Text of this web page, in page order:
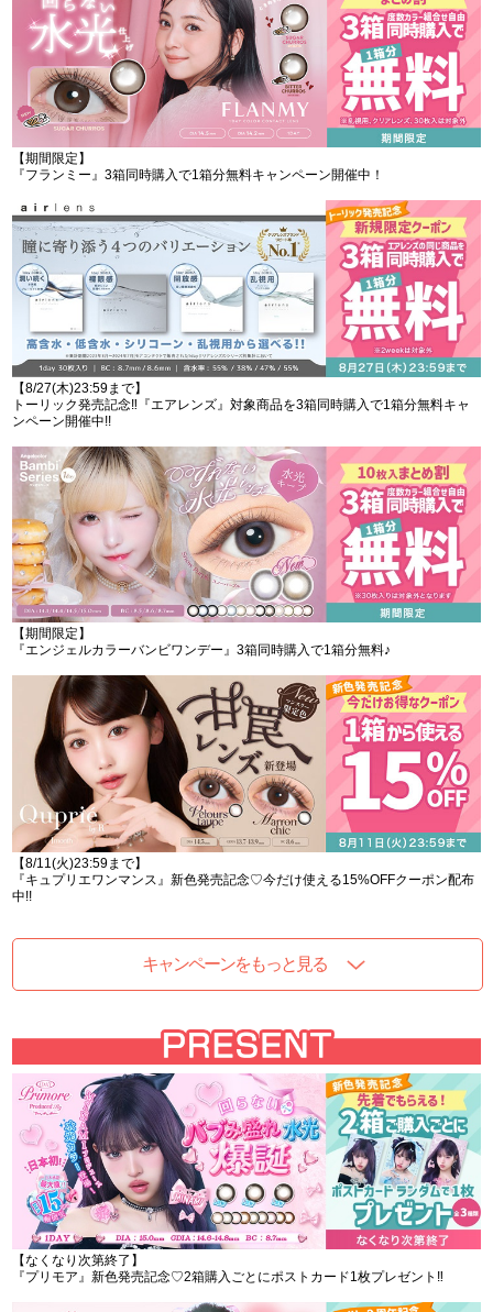
【期間限定】
『フランミー』3箱同時購入で1箱分無料キャンペーン開催中！
【8/27(木)23:59まで】
トーリック発売記念‼︎『エアレンズ』対象商品を3箱同時購入で1箱分無料キャ
ンペーン開催中!!
【期間限定】
『エンジェルカラーバンビワンデー』3箱同時購入で1箱分無料♪
【8/11(火)23:59まで】
『キュプリエワンマンス』新色発売記念♡今だけ使える15%OFFクーポン配布
中!!
キャンペーンをもっと見る
【なくなり次第終了】
『プリモア』新色発売記念♡2箱購入ごとにポストカード1枚プレゼント‼︎